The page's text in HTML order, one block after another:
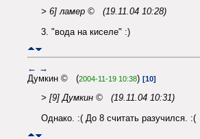
> 6] ламер © (19.11.04 10:28)
3. "вода на киселе" :)
← →
Думкин © (2004-11-19 10:38) [10]
> [9] Думкин © (19.11.04 10:31)
Однако. :( До 8 считать разучился. :(